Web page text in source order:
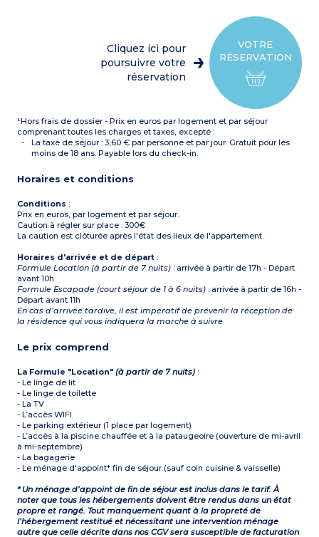
ondes/gril, lave-vaisselle,
hotte, cafetière électrique,
Chambre avec 1 grand lit
dans les PMR*), sèche-
cheveux, miroir grossissant
* PMR : Personne à
mobilité réduite
VOTRE
RÉSERVATION
Cliquez ici pour
poursuivre votre
réservation
¹Hors frais de dossier - Prix en euros par logement et par séjour
comprenant toutes les charges et taxes, excepté :
La taxe de séjour : 3,60 € par personne et par jour. Gratuit pour les
moins de 18 ans. Payable lors du check-in.
Horaires et conditions
Conditions :
Prix en euros, par logement et par séjour.
Caution à régler sur place : 300€
La caution est clôturée après l'état des lieux de l'appartement.
Horaires d'arrivée et de départ :
Formule Location (à partir de 7 nuits) : arrivée à partir de 17h - Départ
avant 10h
Formule Escapade (court séjour de 1 à 6 nuits) : arrivée à partir de 16h -
Départ avant 11h
En cas d’arrivée tardive, il est impératif de prévenir la réception de
la résidence qui vous indiquera la marche à suivre
Le prix comprend
La Formule "Location"(à partir de 7 nuits) :
- Le linge de lit
- Le linge de toilette
- La TV
- L’accès WIFI
- Le parking extérieur (1 place par logement)
- L’accès à la piscine chauffée et à la pataugeoire (ouverture de mi-avril
à mi-septembre)
- La bagagerie
- Le ménage d'appoint* fin de séjour (sauf coin cuisine & vaisselle)
* Un ménage d’appoint de fin de séjour est inclus dans le tarif. À
noter que tous les hébergements doivent être rendus dans un état
propre et rangé. Tout manquement quant à la propreté de
l’hébergement restitué et nécessitant une intervention ménage
autre que celle décrite dans nos CGV sera susceptible de facturation